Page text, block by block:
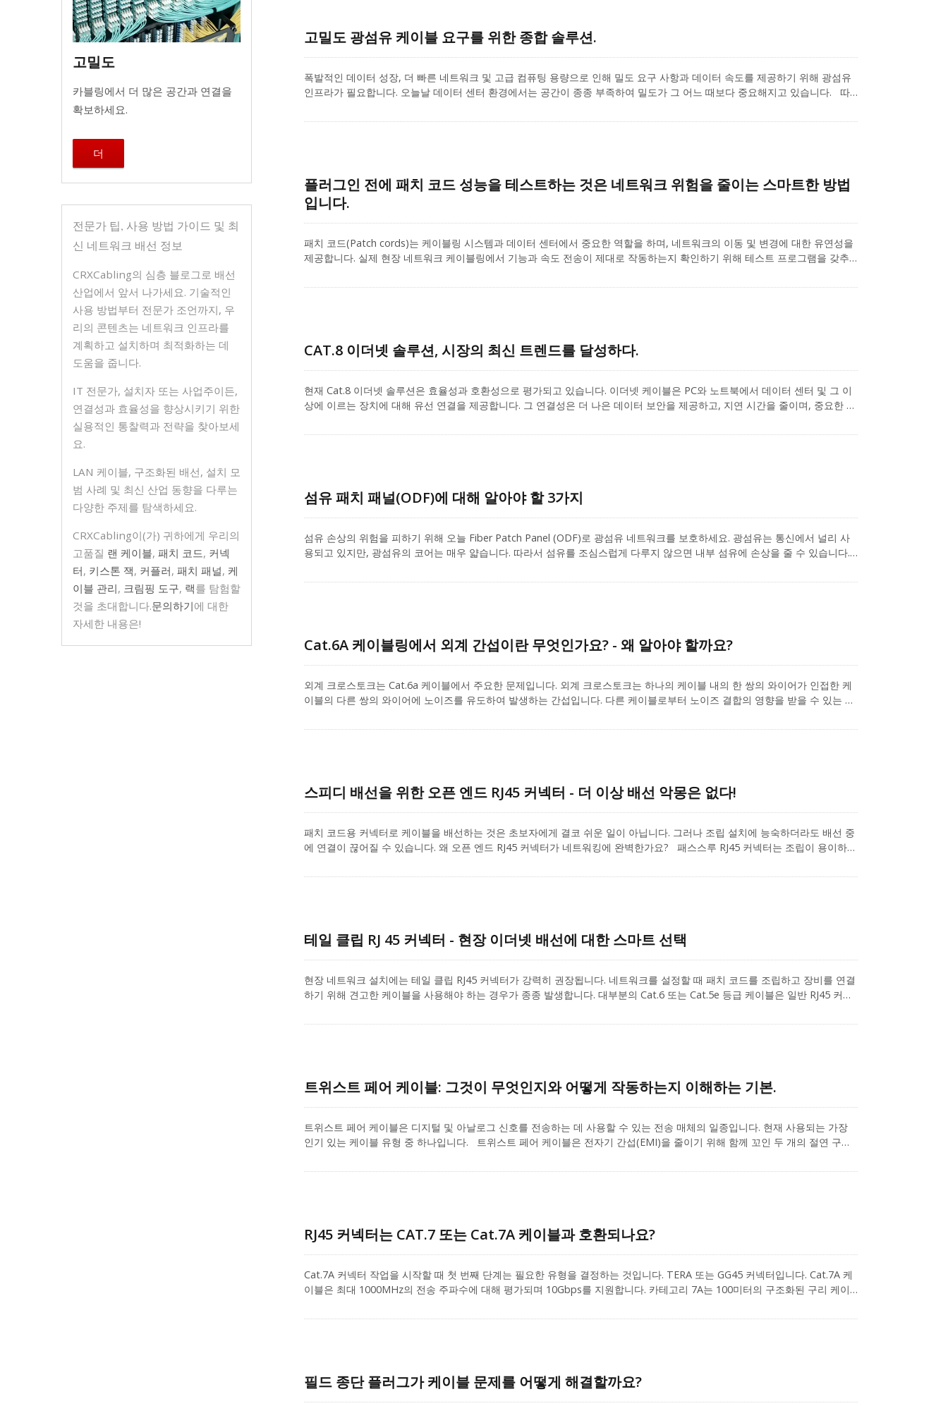
고밀도
카블링에서 더 많은 공간과 연결을
확보하세요.
더
전문가 팁, 사용 방법 가이드 및 최
신 네트워크 배선 정보
CRXCabling의 심층 블로그로 배선
산업에서 앞서 나가세요. 기술적인
사용 방법부터 전문가 조언까지, 우
리의 콘텐츠는 네트워크 인프라를
계획하고 설치하며 최적화하는 데
도움을 줍니다.
IT 전문가, 설치자 또는 사업주이든,
연결성과 효율성을 향상시키기 위한
실용적인 통찰력과 전략을 찾아보세
요.
LAN 케이블, 구조화된 배선, 설치 모
범 사례 및 최신 산업 동향을 다루는
다양한 주제를 탐색하세요.
CRXCabling이(가) 귀하에게 우리의
고품질 랜 케이블, 패치 코드, 커넥
터, 키스톤 잭, 커플러, 패치 패널, 케
이블 관리, 크림핑 도구, 랙를 탐험할
것을 초대합니다.문의하기에 대한
자세한 내용은!
고밀도 광섬유 케이블 요구를 위한 종합 솔루션.
폭발적인 데이터 성장, 더 빠른 네트워크 및 고급 컴퓨팅 용량으로 인해 밀도 요구 사항과 데이터 속도를 제공하기 위해 광섬유
인프라가 필요합니다. 오늘날 데이터 센터 환경에서는 공간이 종종 부족하여 밀도가 그 어느 때보다 중요해지고 있습니다. 따
그 이상에서 모든 프로젝트의 요구에 맞는 특성화된 광섬유 케이블을 나열했습니다.
플러그인 전에 패치 코드 성능을 테스트하는 것은 네트워크 위험을 줄이는 스마트한 방법
입니다.
패치 코드(Patch cords)는 케이블링 시스템과 데이터 센터에서 중요한 역할을 하며, 네트워크의 이동 및 변경에 대한 유연성을
제공합니다. 실제 현장 네트워크 케이블링에서 기능과 속도 전송이 제대로 작동하는지 확인하기 위해 테스트 프로그램을 갖추
요소 테스트(Component Test)입니다.
CAT.8 이더넷 솔루션, 시장의 최신 트렌드를 달성하다.
현재 Cat.8 이더넷 솔루션은 효율성과 호환성으로 평가되고 있습니다. 이더넷 케이블은 PC와 노트북에서 데이터 센터 및 그 이
상에 이르는 장치에 대해 유선 연결을 제공합니다. 그 연결성은 더 나은 데이터 보안을 제공하고, 지연 시간을 줄이며, 중요한 연
이더넷 케이블 등을 포함한 다양한 종류의 케이블을 찾을 수 있습니다. 따라서 애플리케이션에 적합한 케이블을 선택할 때, 그
섬유 패치 패널(ODF)에 대해 알아야 할 3가지
섬유 손상의 위험을 피하기 위해 오늘 Fiber Patch Panel (ODF)로 광섬유 네트워크를 보호하세요. 광섬유는 통신에서 널리 사
용되고 있지만, 광섬유의 코어는 매우 얇습니다. 따라서 섬유를 조심스럽게 다루지 않으면 내부 섬유에 손상을 줄 수 있습니다.
에 설치할 수 있으며 일반적으로 19인치 폭으로, 섬유 배선 시스템에서 널리 사용됩니다.
Cat.6A 케이블링에서 외계 간섭이란 무엇인가요? - 왜 알아야 할까요?
외계 크로스토크는 Cat.6a 케이블에서 주요한 문제입니다. 외계 크로스토크는 하나의 케이블 내의 한 쌍의 와이어가 인접한 케
이블의 다른 쌍의 와이어에 노이즈를 유도하여 발생하는 간섭입니다. 다른 케이블로부터 노이즈 결합의 영향을 받을 수 있는 케
수행할 때, 케이블을 묶는 것은 피할 수 없습니다. TIA/EIA 568.2-D 표준에 따라, 카테고리 6A는 500 MHz까지 테스트되며 10G
스피디 배선을 위한 오픈 엔드 RJ45 커넥터 - 더 이상 배선 악몽은 없다!
패치 코드용 커넥터로 케이블을 배선하는 것은 초보자에게 결코 쉬운 일이 아닙니다. 그러나 조립 설치에 능숙하더라도 배선 중
에 연결이 끊어질 수 있습니다. 왜 오픈 엔드 RJ45 커넥터가 네트워킹에 완벽한가요? 패스스루 RJ45 커넥터는 조립이 용이하며
공유하기 위해 여기 있으며, 조립을 더 빠르고 효율적으로 만드는 데 도움이 될 것입니다.
테일 클립 RJ 45 커넥터 - 현장 이더넷 배선에 대한 스마트 선택
현장 네트워크 설치에는 테일 클립 RJ45 커넥터가 강력히 권장됩니다. 네트워크를 설정할 때 패치 코드를 조립하고 장비를 연결
하기 위해 견고한 케이블을 사용해야 하는 경우가 종종 발생합니다. 대부분의 Cat.6 또는 Cat.5e 등급 케이블은 일반 RJ45 커넥
터를 찾는 것이 매우 중요해집니다. CRXCabling는 Cat.6A 또는 Cat.7용 와이어를 선택하는 방법과 현장 조립에서 반복적인 종
트위스트 페어 케이블: 그것이 무엇인지와 어떻게 작동하는지 이해하는 기본.
트위스트 페어 케이블은 디지털 및 아날로그 신호를 전송하는 데 사용할 수 있는 전송 매체의 일종입니다. 현재 사용되는 가장
인기 있는 케이블 유형 중 하나입니다. 트위스트 페어 케이블은 전자기 간섭(EMI)을 줄이기 위해 함께 꼬인 두 개의 절연 구리
다.
RJ45 커넥터는 CAT.7 또는 Cat.7A 케이블과 호환되나요?
Cat.7A 커넥터 작업을 시작할 때 첫 번째 단계는 필요한 유형을 결정하는 것입니다. TERA 또는 GG45 커넥터입니다. Cat.7A 케
이블은 최대 1000MHz의 전송 주파수에 대해 평가되며 10Gbps를 지원합니다. 카테고리 7A는 100미터의 구조화된 구리 케이
Cat.7A와 Cat.7 커넥터의 호환성도 참조할 수 있습니다. 반복을 줄이기 위해 Cat.7A는 Cat.7A와 Cat.7을 포함할 것입니다.
필드 종단 플러그가 케이블 문제를 어떻게 해결할까요?